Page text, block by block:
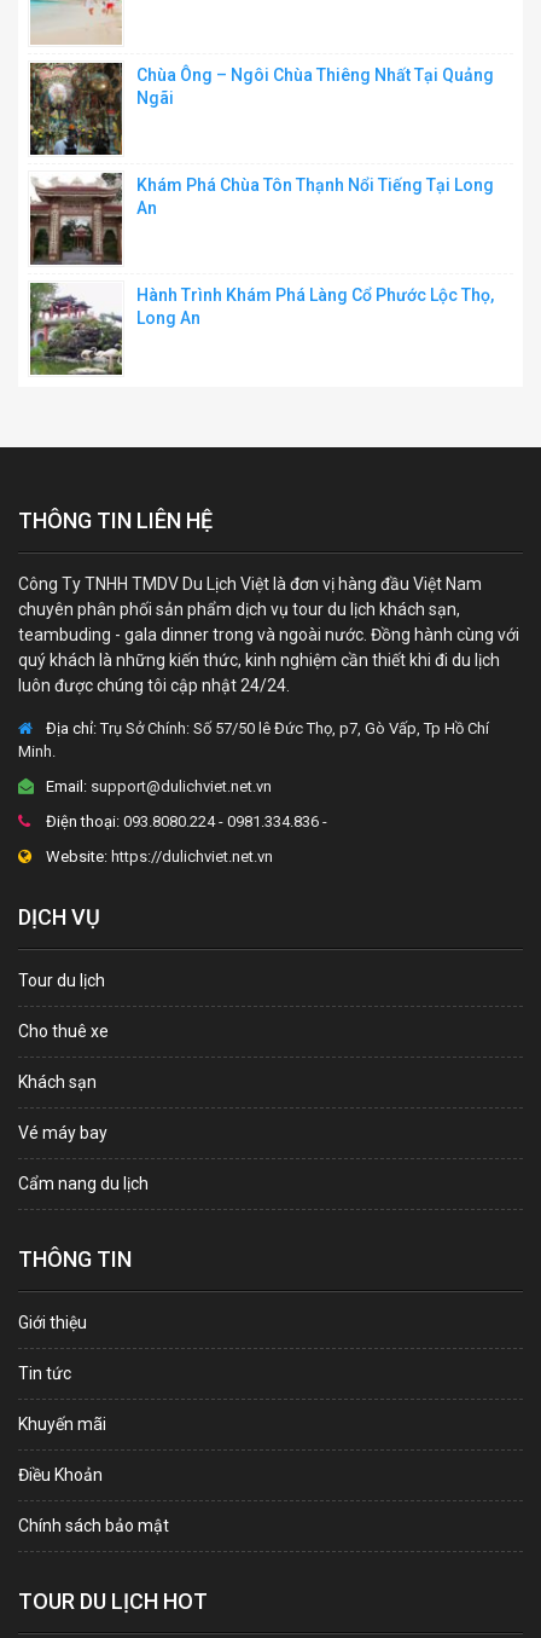
Chùa Ông – Ngôi Chùa Thiêng Nhất Tại Quảng
Ngãi
Khám Phá Chùa Tôn Thạnh Nổi Tiếng Tại Long
An
Hành Trình Khám Phá Làng Cổ Phước Lộc Thọ,
Long An
THÔNG TIN LIÊN HỆ
Công Ty TNHH TMDV Du Lịch Việt là đơn vị hàng đầu Việt Nam
chuyên phân phối sản phẩm dịch vụ tour du lịch khách sạn,
teambuding - gala dinner trong và ngoài nước. Đồng hành cùng với
quý khách là những kiến thức, kinh nghiệm cần thiết khi đi du lịch
luôn được chúng tôi cập nhật 24/24.
Địa chỉ:Trụ Sở Chính: Số 57/50 lê Đức Thọ, p7, Gò Vấp, Tp Hồ Chí
Minh.
Email: support@dulichviet.net.vn
Điện thoại: 093.8080.224 - 0981.334.836 -
Website: https://dulichviet.net.vn
DỊCH VỤ
Tour du lịch
Cho thuê xe
Khách sạn
Vé máy bay
Cẩm nang du lịch
THÔNG TIN
Giới thiệu
Tin tức
Khuyến mãi
Điều Khoản
Chính sách bảo mật
TOUR DU LỊCH HOT